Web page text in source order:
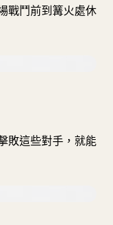
戰鬥前到篝火處休
敗這些對手，就能